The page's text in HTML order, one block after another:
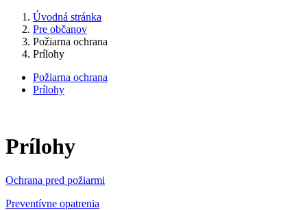
Úvodná stránka
Pre občanov
Požiarna ochrana
Prílohy
Požiarna ochrana
Prílohy
Prílohy
Ochrana pred požiarmi
Preventívne opatrenia